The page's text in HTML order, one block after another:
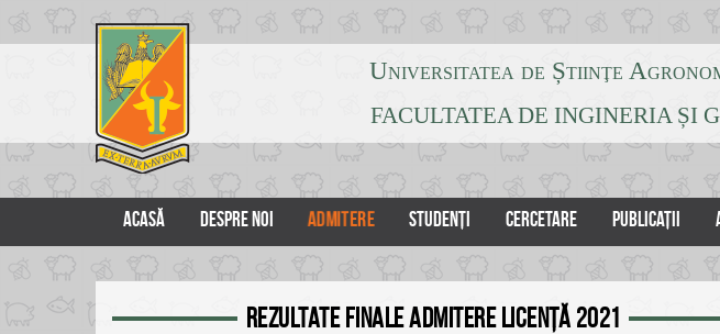
Universitatea de Știinţe
FACULTATEA DE INGINERIA ȘI
ACASĂ DESPRE NOI ADMITERE STUDENȚI CERCETARE PUBLICAȚII
Rezultate finale admitere licență 2021